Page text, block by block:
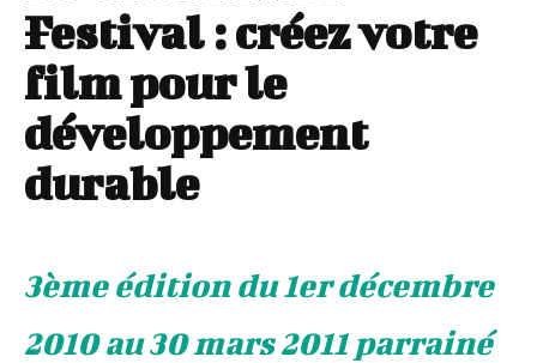
Festival : créez votre
film pour le
développement
durable
3ème édition du 1er décembre
2010 au 30 mars 2011 parrainé